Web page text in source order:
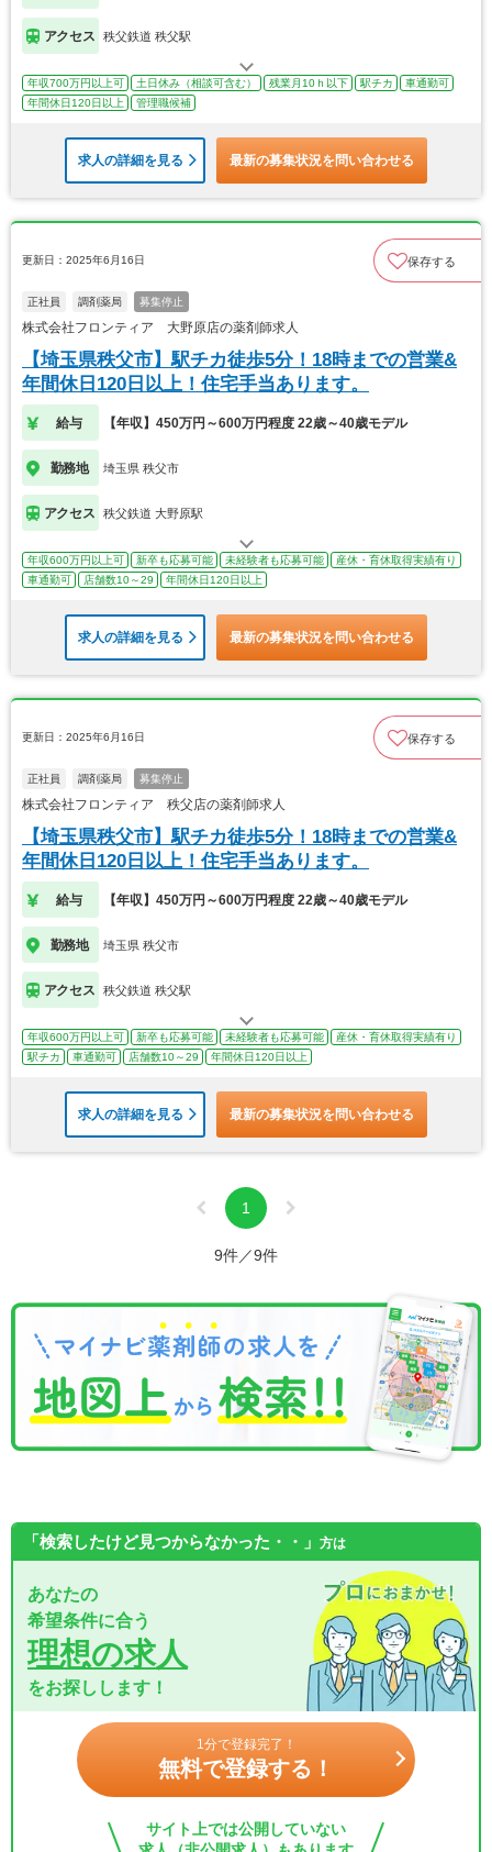
アクセス 秩父鉄道 秩父駅
年収700万円以上可 土日休み（相談可含む） 残業月10ｈ以下 駅チカ
車通勤可
年間休日120日以上
管理職候補
求人の詳細を見る 最新の募集状況を問い合わせる
更新日：2025年6月16日 保存する
正社員 調剤薬局 募集停止
株式会社フロンティア 大野原店の薬剤師求人
【埼玉県秩父市】駅チカ徒歩5分！18時までの営業&
年間休日120日以上！住宅手当あります。
給与 【年収】450万円～600万円程度 22歳～40歳モデル
勤務地 埼玉県 秩父市
アクセス 秩父鉄道 大野原駅
年収600万円以上可 新卒も応募可能 未経験者も応募可能
産休・育休取得実績有り
車通勤可
店舗数10～29 年間休日120日以上
求人の詳細を見る 最新の募集状況を問い合わせる
更新日：2025年6月16日 保存する
正社員 調剤薬局 募集停止
株式会社フロンティア 秩父店の薬剤師求人
【埼玉県秩父市】駅チカ徒歩5分！18時までの営業&
年間休日120日以上！住宅手当あります。
給与 【年収】450万円～600万円程度 22歳～40歳モデル
勤務地 埼玉県 秩父市
アクセス 秩父鉄道 秩父駅
年収600万円以上可 新卒も応募可能 未経験者も応募可能
産休・育休取得実績有り
駅チカ
車通勤可 店舗数10～29 年間休日120日以上
求人の詳細を見る 最新の募集状況を問い合わせる
1
9件／9件
「検索したけど見つからなかった・・」 方は
あなたの
希望条件に合う
理想の求人
をお探しします！
1分で登録完了！
無料で登録する！
サイト上では公開していない